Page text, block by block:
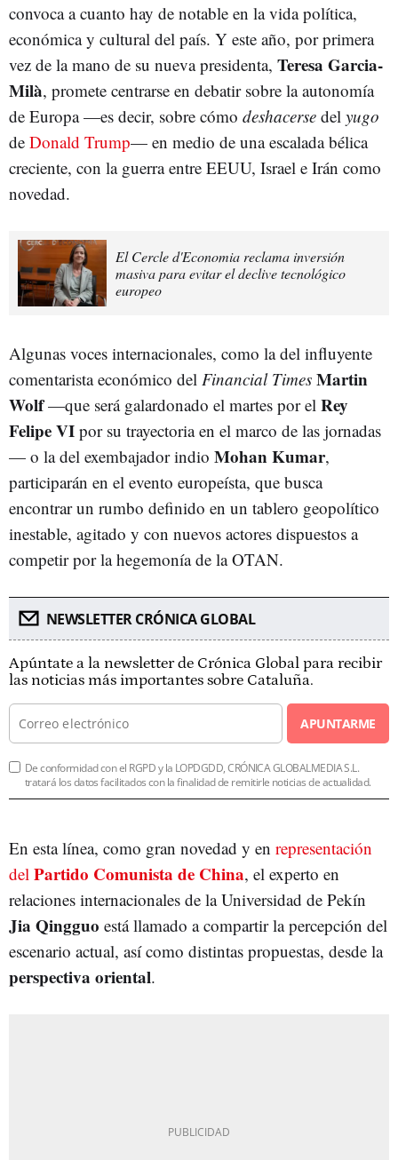
convoca a cuanto hay de notable en la vida política,
económica y cultural del país. Y este año, por primera
vez de la mano de su nueva presidenta, Teresa Garcia-
Milà, promete centrarse en debatir sobre la autonomía
de Europa —es decir, sobre cómo deshacerse del yugo
de Donald Trump— en medio de una escalada bélica
creciente, con la guerra entre EEUU, Israel e Irán como
novedad.
El Cercle d'Economia reclama inversión
masiva para evitar el declive tecnológico
europeo
Algunas voces internacionales, como la del influyente
comentarista económico del Financial Times Martin
Wolf—que será galardonado el martes por el Rey
Felipe VI por su trayectoria en el marco de las jornadas
— o la del exembajador indio Mohan Kumar,
participarán en el evento europeísta, que busca
encontrar un rumbo definido en un tablero geopolítico
inestable, agitado y con nuevos actores dispuestos a
competir por la hegemonía de la OTAN.
NEWSLETTER CRÓNICA GLOBAL
Apúntate a la newsletter de Crónica Global para recibir
las noticias más importantes sobre Cataluña.
APUNTARME
De conformidad con el RGPD y la LOPDGDD, CRÓNICA GLOBALMEDIA S.L.
tratará los datos facilitados con la finalidad de remitirle noticias de actualidad.
En esta línea, como gran novedad y en representación
del Partido Comunista de China, el experto en
relaciones internacionales de la Universidad de Pekín
Jia Qingguo está llamado a compartir la percepción del
escenario actual, así como distintas propuestas, desde la
perspectiva oriental.